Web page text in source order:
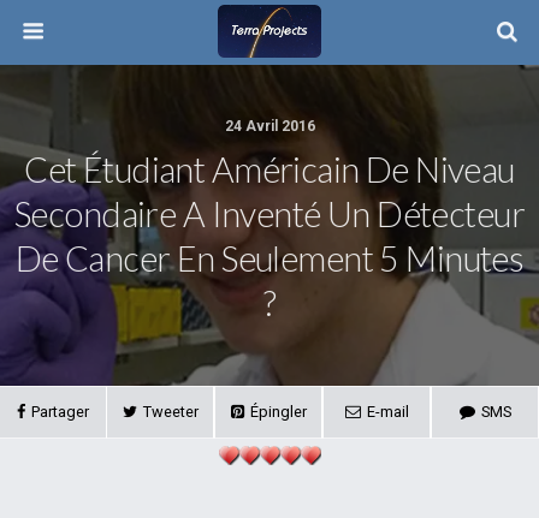
24 Avril 2016
Cet Étudiant Américain De Niveau
Secondaire A Inventé Un Détecteur
De Cancer En Seulement 5 Minutes
?
Partager Tweeter Épingler E-mail SMS